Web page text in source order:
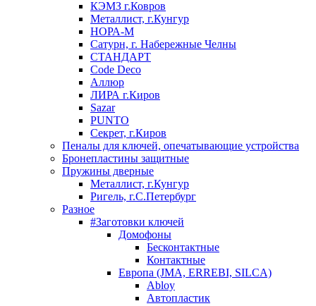
КЭМЗ г.Ковров
Металлист, г.Кунгур
НОРА-М
Сатурн, г. Набережные Челны
СТАНДАРТ
Code Deco
Аллюр
ЛИРА г.Киров
Sazar
PUNTO
Секрет, г.Киров
Пеналы для ключей, опечатывающие устройства
Бронепластины защитные
Пружины дверные
Металлист, г.Кунгур
Ригель, г.С.Петербург
Разное
#Заготовки ключей
Домофоны
Бесконтактные
Контактные
Европа (JMA, ERREBI, SILCA)
Abloy
Автопластик